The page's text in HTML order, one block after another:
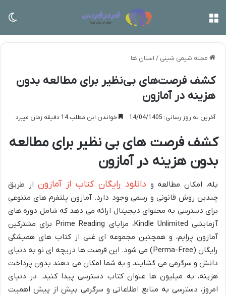
مجله شیمی شینی / استان ها
کشف فرصت‌های بی‌نظیر برای مطالعه بدون
هزینه در آمازون
آخرین به روز رسانی: 14/04/1405 خواندن این مطلب 14 دقیقه زمان میبرد
کشف فرصت های بی نظیر برای مطالعه
بدون هزینه در آمازون
بله، امکان مطالعه و دانلود رایگان کتاب از آمازون از طریق
چندین روش قانونی و رسمی وجود دارد. آمازون پلتفرم های متنوعی
برای دسترسی به محتوای دیجیتال ارائه می دهد که شامل دوره های
آزمایشی Kindle Unlimited، مزایای Prime Reading برای مشترکین
آمازون پرایم، و همچنین مجموعه ای غنی از کتاب های همیشگی
رایگان (Perma-Free) می شود. این فرصت ها دریچه ای نو به دنیای
دانش و سرگرمی می گشایند و به شما امکان می دهند بدون پرداخت
هزینه، به میلیون ها عنوان کتاب دسترسی پیدا کنید. در دنیای
امروز، دسترسی به منابع اطلاعاتی و سرگرمی بیش از پیش اهمیت